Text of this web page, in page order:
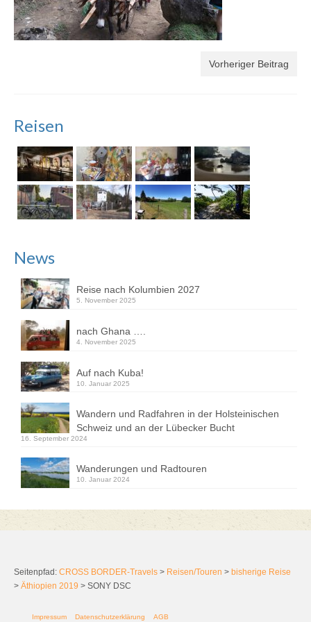
Vorheriger Beitrag
Reisen
News
Reise nach Kolumbien 2027
5. November 2025
nach Ghana ….
4. November 2025
Auf nach Kuba!
10. Januar 2025
Wandern und Radfahren in der Holsteinischen
Schweiz und an der Lübecker Bucht
16. September 2024
Wanderungen und Radtouren
10. Januar 2024
Seitenpfad: CROSS BORDER-Travels > Reisen/Touren > bisherige Reise
> Äthiopien 2019 > SONY DSC
Impressum Datenschutzerklärung AGB